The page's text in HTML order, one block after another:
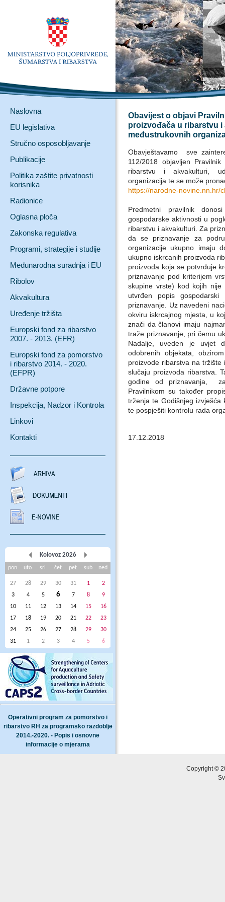
Naslovna
EU legislativa
Stručno osposobljavanje
Publikacije
Politika zaštite privatnosti
korisnika
Radionice
Oglasna ploča
Zakonska regulativa
Programi, strategije i studije
Međunarodna suradnja i EU
Ribolov
Akvakultura
Uređenje tržišta
Europski fond za ribarstvo
2007. - 2013. (EFR)
Europski fond za pomorstvo
i ribarstvo 2014. - 2020.
(EFPR)
Državne potpore
Inspekcija, Nadzor i Kontrola
Linkovi
Kontakti
Kolovoz 2026
pon uto sri čet pet sub ned
27 28 29 30 31 1
2
3
4 5 6 7 8
9
10
11 12 13 14 15
16
17
18 19 20 21 22
23
24
25 26 27 28 29
30
31
1 2 3 4 5 6
Operativni program za pomorstvo i
ribarstvo RH za programsko razdoblje
2014.-2020. - Popis i osnovne
informacije o mjerama
Obavijest o objavi
proizvođača u ribarstvu
međustrukovnih
Obavještavamo sve
112/2018 objavljen
ribarstvu i akvakulturi,
organizacija te se može
https://narodne-novine.nn.hr/
Predmetni pravilnik
gospodarske aktivnosti u
ribarstvu i akvakulturi. Za
da se priznavanje za
organizacije ukupno imaju
ukupno iskrcanih proizvoda
proizvoda koja se potvrđuje
priznavanje pod kriterijem
skupine vrste) kod kojih
utvrđen popis
priznavanje. Uz navedeni
okviru iskrcajnog mjesta, u
znači da članovi imaju
traže priznavanje, pri čemu
Nadalje, uveden je uvjet
odobrenih objekata,
proizvode ribarstva na
slučaju proizvoda ribarstva.
godine od priznavanja,
Pravilnikom su također
trženja te Godišnjeg izvješća
te pospješiti kontrolu rada
17.12.2018
Copyright ©